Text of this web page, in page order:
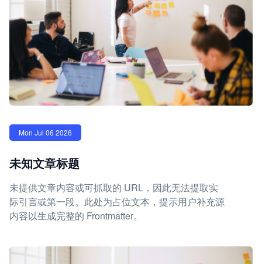
Mon Jul 06 2026
未知文章标题
未提供文章内容或可抓取的 URL，因此无法提取实
际引言或第一段。此处为占位文本，提示用户补充源
内容以生成完整的 Frontmatter。